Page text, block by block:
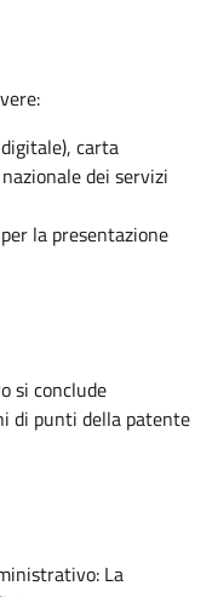
carta
dei servizi
la presentazione
si conclude
di punti della patente
La